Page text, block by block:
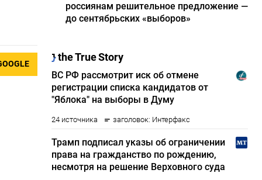
россиянам решительное предложение —
до сентябрьских «выборов»